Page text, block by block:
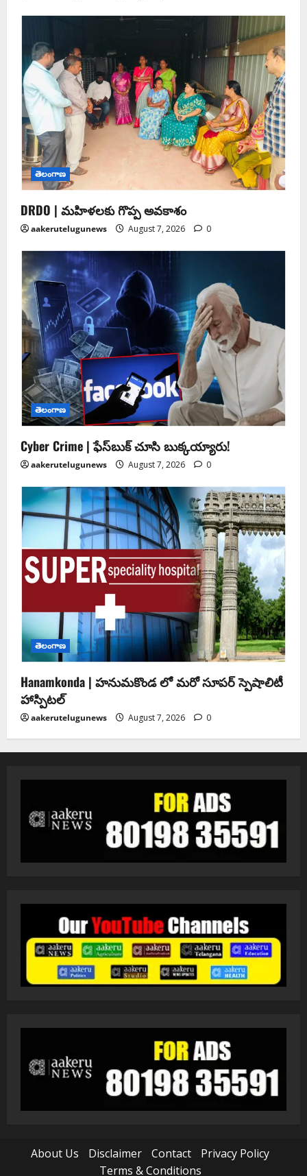
తెలంగాణ
DRDO | మహిళలకు గొప్ప అవకాశం
aakerutelugunews August 7, 2026 0
తెలంగాణ
Cyber Crime | ఫేస్‌బుక్‌ చూసి బుక్కయ్యారు!
aakerutelugunews August 7, 2026 0
తెలంగాణ
Hanamkonda | హనుమకొండ లో మరో సూపర్ స్పెషాలిటీ
హాస్పిటల్
aakerutelugunews August 7, 2026 0
About Us Disclaimer Contact
Privacy Policy
Terms & Conditions